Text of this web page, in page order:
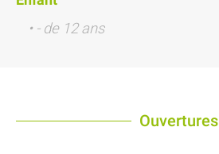
• - de 12 ans
Ouvertures